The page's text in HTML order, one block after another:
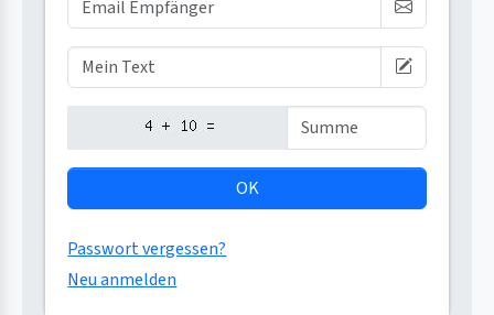
OK
Passwort vergessen?
Neu anmelden